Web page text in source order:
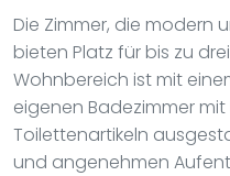
Die Zimmer, die modern
bieten Platz für bis zu
Wohnbereich ist mit
eigenen Badezimmer
Toilettenartikeln
und angenehmen